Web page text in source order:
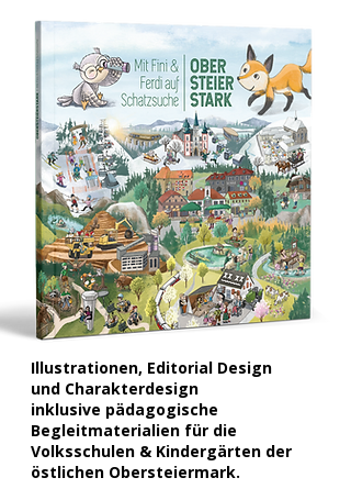
Illustrationen, Editorial Design
und Charakterdesign
inklusive pädagogische
Begleitmaterialien für die
Volksschulen & Kindergärten der
östlichen Obersteiermark.